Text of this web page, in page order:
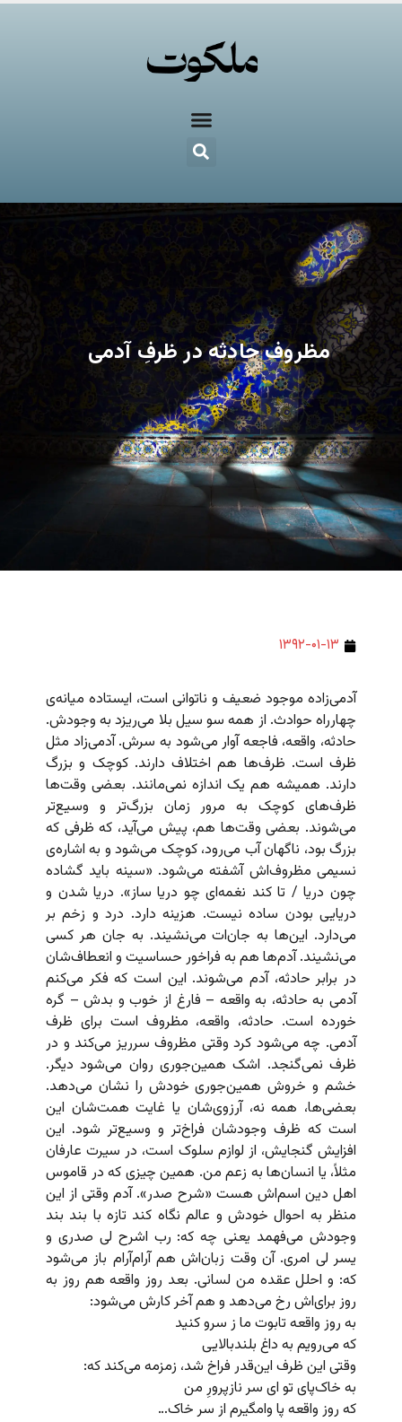
مظروف حادثه در ظرفِ آدمی
۱۳۹۲-۰۱-۱۳
آدمی‌زاده موجود ضعیف و ناتوانی است، ایستاده میانه‌ی
چهارراه حوادث. از همه سو سیل بلا می‌ریزد به وجودش.
حادثه، واقعه، فاجعه آوار می‌شود به سرش. آدمی‌زاد مثل
ظرف است. ظرف‌ها هم اختلاف دارند. کوچک و بزرگ
دارند. همیشه هم یک اندازه نمی‌مانند. بعضی وقت‌ها
ظرف‌های کوچک به مرور زمان بزرگ‌تر و وسیع‌تر
می‌شوند. بعضی وقت‌ها هم، پیش می‌آید، که ظرفی که
بزرگ بود، ناگهان آب می‌رود، کوچک می‌شود و به اشاره‌ی
نسیمی مظروف‌اش آشفته می‌شود. «سینه باید گشاده
چون دریا / تا کند نغمه‌ای چو دریا ساز». دریا شدن و
دریایی بودن ساده نیست. هزینه دارد. درد و زخم بر
می‌دارد. این‌ها به جان‌ات می‌نشیند. به جان هر کسی
می‌نشیند. آدم‌ها هم به فراخور حساسیت و انعطاف‌شان
در برابر حادثه، آدم می‌شوند. این است که فکر می‌کنم
آدمی به حادثه، به واقعه – فارغ از خوب و بدش – گره
خورده است. حادثه، واقعه، مظروف است برای ظرف
آدمی. چه می‌شود کرد وقتی مظروف سرریز می‌کند و در
ظرف نمی‌گنجد. اشک همین‌جوری روان می‌شود دیگر.
خشم و خروش همین‌جوری خودش را نشان می‌دهد.
بعضی‌ها، همه نه،‌ آرزوی‌شان یا غایت همت‌شان این
است که ظرف وجودشان فراخ‌تر و وسیع‌تر شود. این
افزایش گنجایش، از لوازم سلوک است، در سیرت عارفان
مثلاً، یا انسان‌ها به زعم من. همین چیزی که در قاموس
اهل دین اسم‌اش هست «شرح صدر». آدم وقتی از این
منظر به احوال خودش و عالم نگاه کند تازه با بند بند
وجودش می‌فهمد یعنی چه که: رب اشرح لی صدری و
یسر لی امری. آن وقت زبان‌اش هم آرام‌آرام باز می‌شود
که: و احلل عقده من لسانی. بعد روز واقعه هم روز به
روز برای‌اش رخ می‌دهد و هم آخر کارش می‌شود:
به روز واقعه تابوت ما ز سرو کنید
که می‌رویم به داغ بلندبالایی
وقتی این ظرف این‌قدر فراخ شد، زمزمه می‌کند که:
به خاک‌پای تو ای سر نازپرورِ من
که روز واقعه پا وامگیرم از سر خاک…